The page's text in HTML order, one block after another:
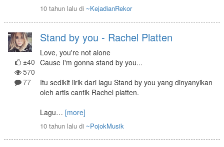
10 tahun laludi ~KejadianRekor
±40
570
77
Stand by you - Rachel Platten
Love, you're not alone
Cause I'm gonna stand by you...
Itu sedikit lirik dari lagu Stand by you yang dinyanyikan
oleh artis cantik Rachel platten.
Lagu… [more]
10 tahun laludi ~PojokMusik